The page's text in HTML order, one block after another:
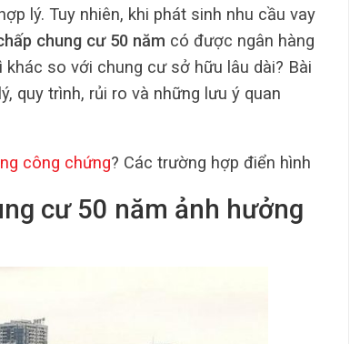
lý. Tuy nhiên, khi phát sinh nhu cầu vay
chung cư 50 năm có được ngân hàng
so với chung cư sở hữu lâu dài? Bài
quy trình, rủi ro và những lưu ý quan
công chứng? Các trường hợp điển hình
cư 50 năm ảnh hưởng